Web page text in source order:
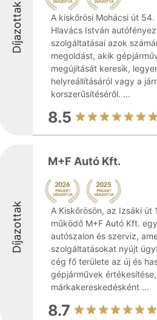
Díjazottak
A kiskőrösi Mohácsi út
Hlavács István
szolgáltatásai azok
megoldást, akik
megújítását keresik,
helyreállításáról vagy a
korszerűsítéséről. ...
8.5
Díjazottak
M+F Autó Kft.
A Kiskőrösön, az Izsáki út
működő M+F Autó Kft.
autószalon és szerviz,
szolgáltatásokat nyújt
cég fő területe az új és
gépjárművek értékesítése,
márkakereskedésként ...
8.7